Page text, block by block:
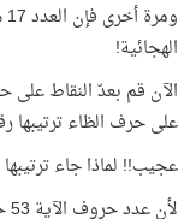
الهجائية!
الآن قم بعدّ النقاط
على حرف الظاء ترتيبها رقم
عجيب!! لماذا جاء ترتيبها رقم 16، ولم يأتِ رقم 17 كما